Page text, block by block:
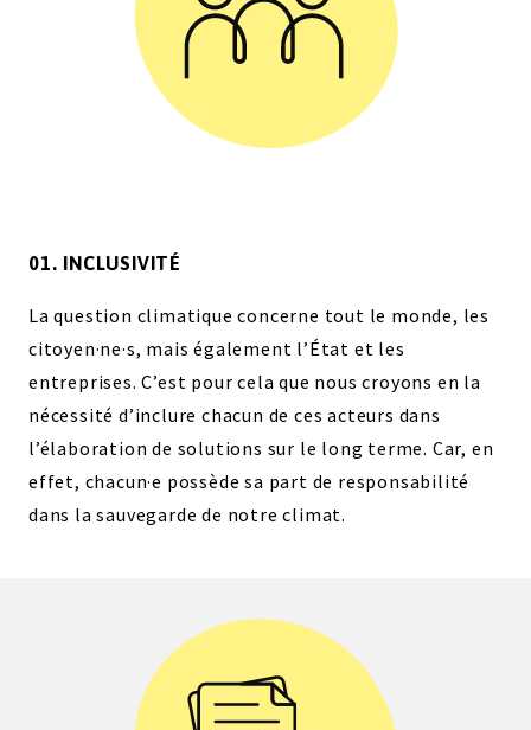
01. INCLUSIVITÉ
La question climatique concerne tout le monde, les
citoyen·ne·s, mais également l’État et les
entreprises. C’est pour cela que nous croyons en la
nécessité d’inclure chacun de ces acteurs dans
l’élaboration de solutions sur le long terme. Car, en
effet, chacun·e possède sa part de responsabilité
dans la sauvegarde de notre climat.